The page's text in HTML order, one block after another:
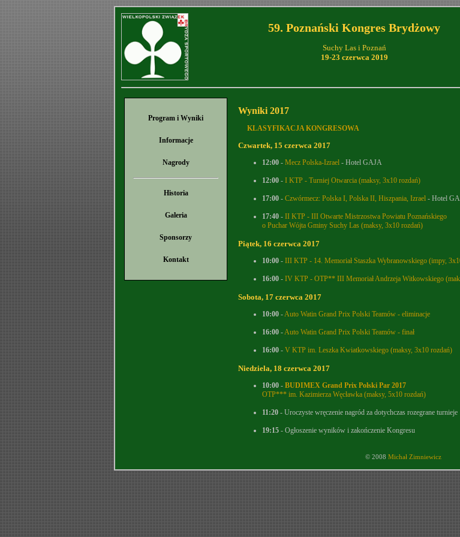
59. Poznański Kongres Brydżowy
Suchy Las i Poznań
19-23 czerwca 2019
Program i Wyniki
Informacje
Nagrody
Historia
Galeria
Sponsorzy
Kontakt
Wyniki 2017
KLASYFIKACJA KONGRESOWA
Czwartek, 15 czerwca 2017
12:00 - Mecz Polska-Izrael - Hotel GAJA
12:00 - I KTP - Turniej Otwarcia (maksy, 3x10 rozdań)
17:00 - Czwórmecz: Polska I, Polska II, Hiszpania, Izrael - Hotel
17:40 - II KTP - III Otwarte Mistrzostwa Powiatu Poznańskiego
o Puchar Wójta Gminy Suchy Las (maksy, 3x10 rozdań)
Piątek, 16 czerwca 2017
10:00 - III KTP - 14. Memoriał Staszka Wybranowskiego (impy,
16:00 - IV KTP - OTP** III Memoriał Andrzeja Witkowskiego
Sobota, 17 czerwca 2017
10:00 -Auto Watin Grand Prix Polski Teamów - eliminacje
16:00 -Auto Watin Grand Prix Polski Teamów - finał
16:00 - V KTP im. Leszka Kwiatkowskiego (maksy, 3x10 rozdań)
Niedziela, 18 czerwca 2017
10:00 - BUDIMEX Grand Prix Polski Par 2017
OTP*** im. Kazimierza Węcławka (maksy, 5x10 rozdań)
11:20 - Uroczyste wręczenie nagród za dotychczas rozegrane turnieje
19:15 - Ogłoszenie wyników i zakończenie Kongresu
© 2008 Michał Zimniewicz